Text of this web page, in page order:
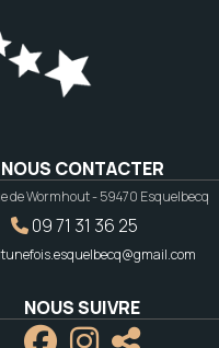
NOUS CONTACTER
de Wormhout - 59470 Esquelbecq
09 71 31 36 25
NOUS SUIVRE